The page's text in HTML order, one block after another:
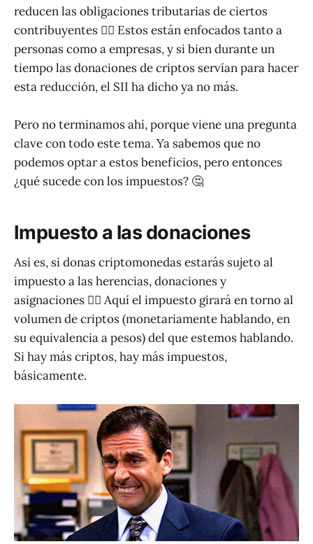
reducen las obligaciones tributarias de ciertos
contribuyentes 💁‍♂️ Estos están enfocados tanto a
personas como a empresas, y si bien durante un
tiempo las donaciones de criptos servían para hacer
esta reducción, el SII ha dicho ya no más.
Pero no terminamos ahí, porque viene una pregunta
clave con todo este tema. Ya sabemos que no
podemos optar a estos beneficios, pero entonces
¿qué sucede con los impuestos? 🤔
Impuesto a las donaciones
Así es, si donas criptomonedas estarás sujeto al
impuesto a las herencias, donaciones y
asignaciones 👨‍⚖️ Aquí el impuesto girará en torno al
volumen de criptos (monetariamente hablando, en
su equivalencia a pesos) del que estemos hablando.
Si hay más criptos, hay más impuestos,
básicamente.